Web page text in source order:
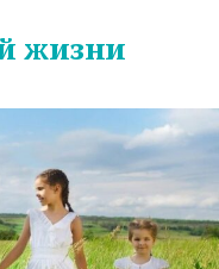
жизни